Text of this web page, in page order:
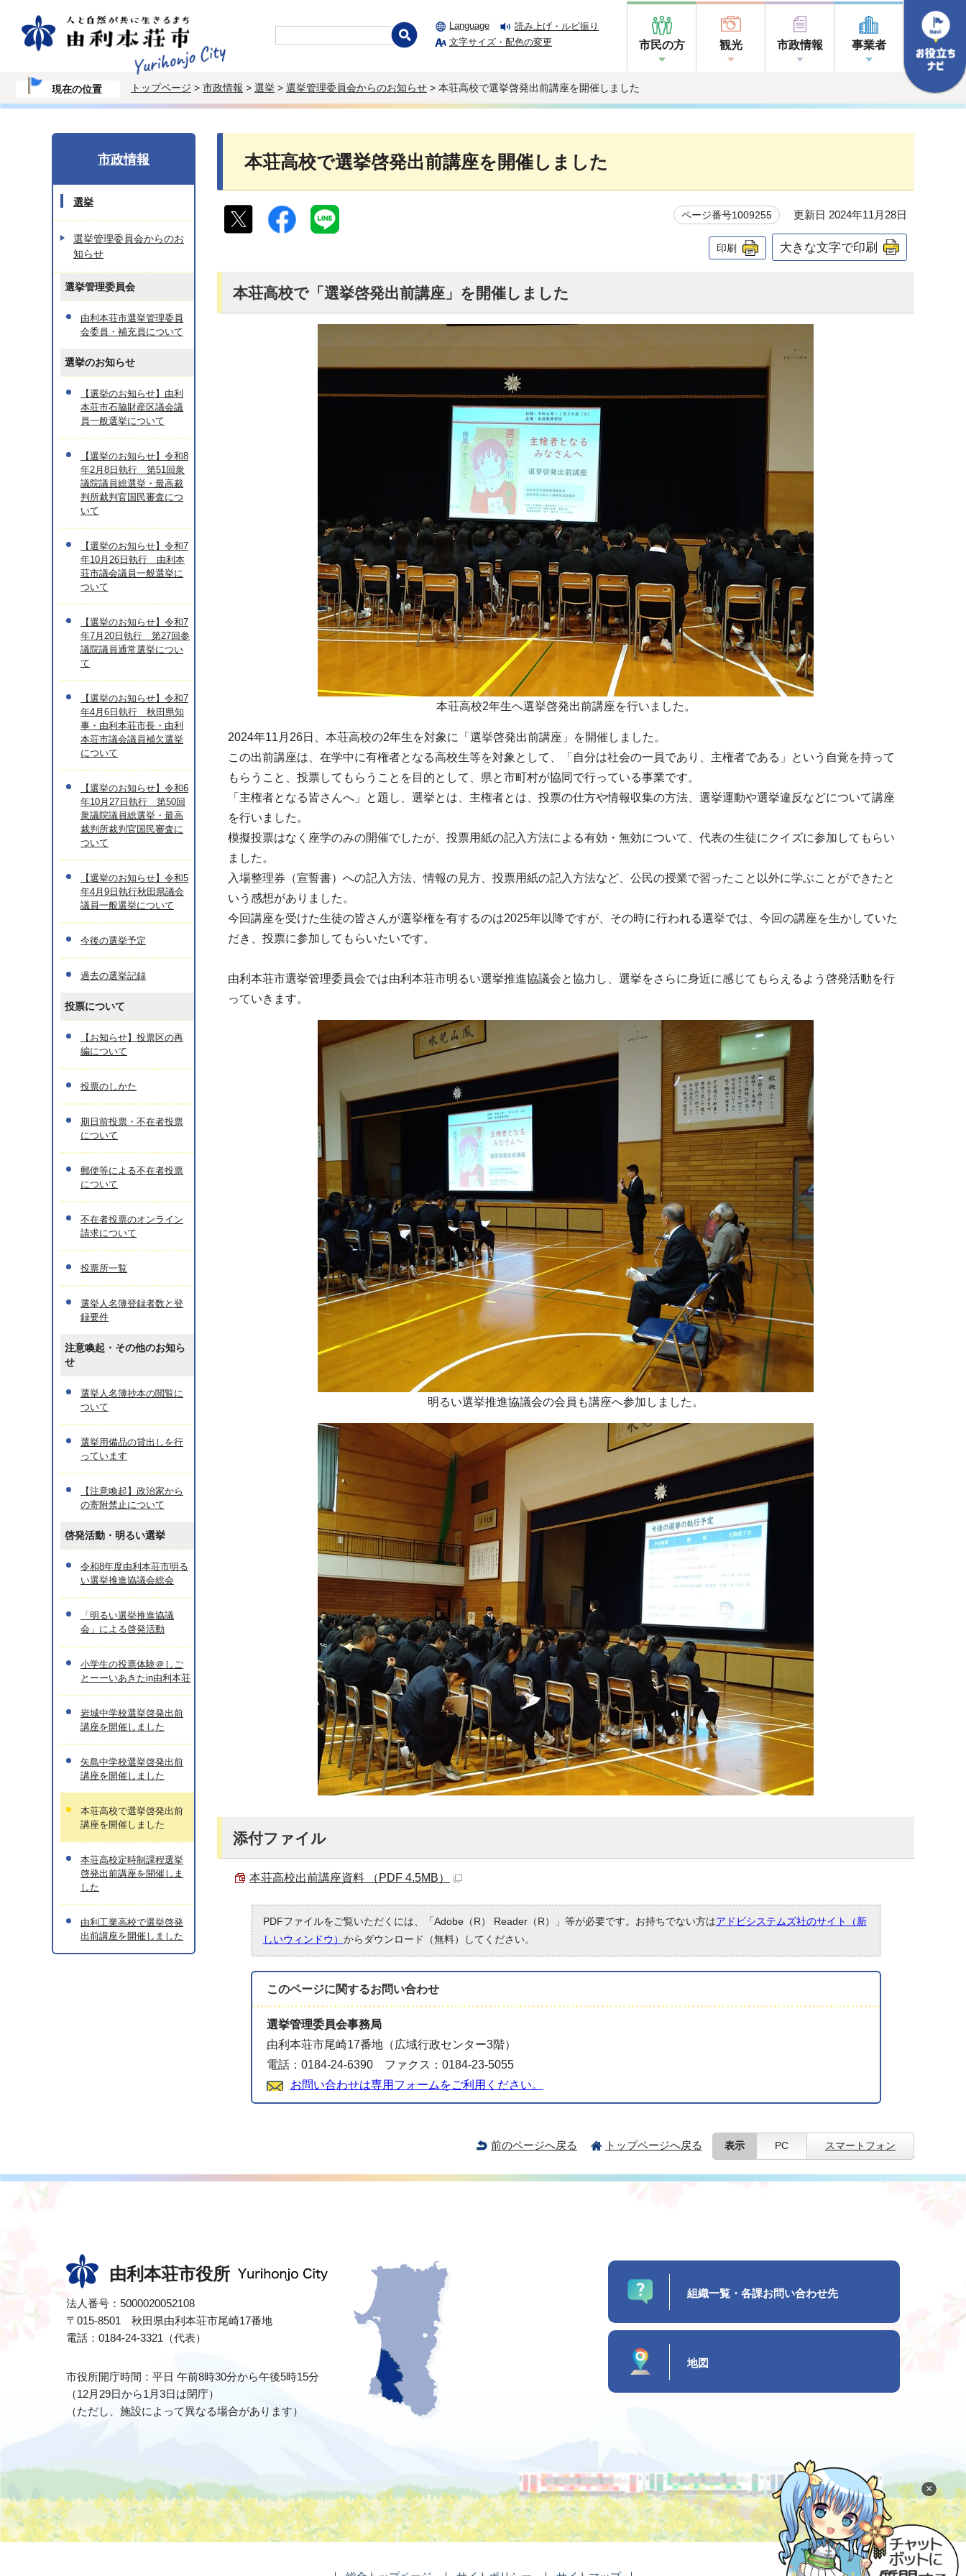
Language
読み上げ・ルビ振り
文字サイズ・配色の変更
市民の方 観光 市政情報 事業者
現在の位置 トップページ > 市政情報 > 選挙 > 選挙管理委員会からのお知らせ > 本荘高校で選挙啓発出前講座を開催しました
本荘高校で選挙啓発出前講座を開催しました
ページ番号1009255 更新日 2024年11月28日
印刷 大きな文字で印刷
本荘高校で「選挙啓発出前講座」を開催しました
本荘高校2年生へ選挙啓発出前講座を行いました。
2024年11月26日、本荘高校の2年生を対象に「選挙啓発出前講座」を開催しました。
この出前講座は、在学中に有権者となる高校生等を対象として、「自分は社会の一員であり、主権者である」という自覚を持って
もらうこと、投票してもらうことを目的として、県と市町村が協同で行っている事業です。
「主権者となる皆さんへ」と題し、選挙とは、主権者とは、投票の仕方や情報収集の方法、選挙運動や選挙違反などについて講座
を行いました。
模擬投票はなく座学のみの開催でしたが、投票用紙の記入方法による有効・無効について、代表の生徒にクイズに参加してもらい
ました。
入場整理券（宣誓書）への記入方法、情報の見方、投票用紙の記入方法など、公民の授業で習ったこと以外に学ぶことができたと
いう感想がありました。
今回講座を受けた生徒の皆さんが選挙権を有するのは2025年以降ですが、その時に行われる選挙では、今回の講座を生かしていた
だき、投票に参加してもらいたいです。
由利本荘市選挙管理委員会では由利本荘市明るい選挙推進協議会と協力し、選挙をさらに身近に感じてもらえるよう啓発活動を行
っていきます。
明るい選挙推進協議会の会員も講座へ参加しました。
添付ファイル
本荘高校出前講座資料 （PDF 4.5MB）
PDFファイルをご覧いただくには、「Adobe（R） Reader（R）」等が必要です。お持ちでない方はアドビシステムズ社のサイト（新
しいウィンドウ） からダウンロード（無料）してください。
このページに関するお問い合わせ
選挙管理委員会事務局
由利本荘市尾崎17番地（広域行政センター3階）
電話：0184-24-6390 ファクス：0184-23-5055
お問い合わせは専用フォームをご利用ください。
市政情報
選挙
選挙管理委員会からのお
知らせ
選挙管理委員会
由利本荘市選挙管理委員
会委員・補充員について
選挙のお知らせ
【選挙のお知らせ】由利
本荘市石脇財産区議会議
員一般選挙について
【選挙のお知らせ】令和8
年2月8日執行 第51回衆
議院議員総選挙・最高裁
判所裁判官国民審査につ
いて
【選挙のお知らせ】令和7
年10月26日執行 由利本
荘市議会議員一般選挙に
ついて
【選挙のお知らせ】令和7
年7月20日執行 第27回参
議院議員通常選挙につい
て
【選挙のお知らせ】令和7
年4月6日執行 秋田県知
事・由利本荘市長・由利
本荘市議会議員補欠選挙
について
【選挙のお知らせ】令和6
年10月27日執行 第50回
衆議院議員総選挙・最高
裁判所裁判官国民審査に
ついて
【選挙のお知らせ】令和5
年4月9日執行秋田県議会
議員一般選挙について
今後の選挙予定
過去の選挙記録
投票について
【お知らせ】投票区の再
編について
投票のしかた
期日前投票・不在者投票
について
郵便等による不在者投票
について
不在者投票のオンライン
請求について
投票所一覧
選挙人名簿登録者数と登
録要件
注意喚起・その他のお知ら
せ
選挙人名簿抄本の閲覧に
ついて
選挙用備品の貸出しを行
っています
【注意喚起】政治家から
の寄附禁止について
啓発活動・明るい選挙
令和8年度由利本荘市明る
い選挙推進協議会総会
「明るい選挙推進協議
会」による啓発活動
小学生の投票体験＠しご
とーーいあきたin由利本荘
岩城中学校選挙啓発出前
講座を開催しました
矢島中学校選挙啓発出前
講座を開催しました
本荘高校で選挙啓発出前
講座を開催しました
本荘高校定時制課程選挙
啓発出前講座を開催しま
した
由利工業高校で選挙啓発
出前講座を開催しました
前のページへ戻る トップページへ戻る 表示 PC スマートフォン
×
由利本荘市役所
法人番号：5000020052108
〒015-8501 秋田県由利本荘市尾崎17番地
電話：0184-24-3321（代表）
市役所開庁時間：平日 午前8時30分から午後5時15分
（12月29日から1月3日は閉庁）
（ただし、施設によって異なる場合があります）
組織一覧・各課お問い合わせ先
地図